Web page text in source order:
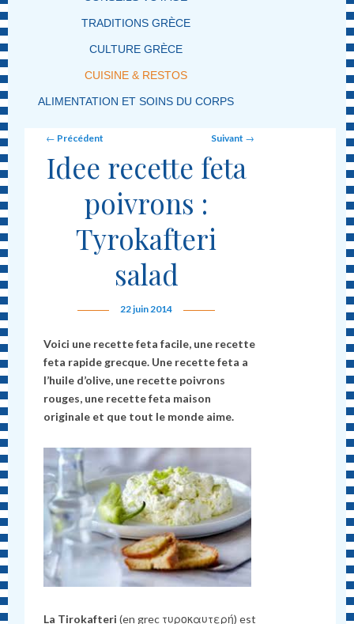
TRADITIONS GRÈCE
CULTURE GRÈCE
CUISINE & RESTOS
ALIMENTATION ET SOINS DU CORPS
Post navigation
← Précédent Suivant →
Idee recette feta
poivrons :
Tyrokafteri
salad
22 juin 2014
Voici une recette feta facile, une recette
feta rapide grecque. Une recette feta a
l’huile d’olive, une recette poivrons
rouges, une recette feta maison
originale et que tout le monde aime.
La Tirokafteri(en grec τυροκαυτερή) est